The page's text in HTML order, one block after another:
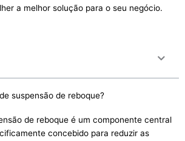
a melhor solução para o seu negócio.
suspensão de reboque?
de reboque é um componente central
concebido para reduzir as